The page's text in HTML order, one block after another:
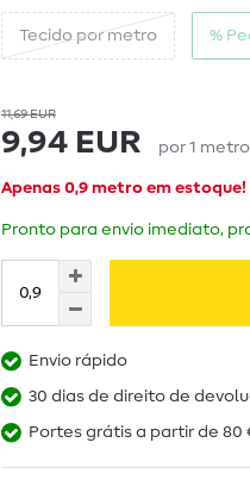
Tecido por metro %
11,69 EUR
9,94 EUR por 1 metro
Apenas 0,9 metro em estoque!
Pronto para envio imediato,
Envio rápido
30 dias de direito de
Portes grátis a partir de 80